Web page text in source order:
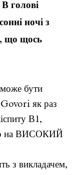
голові
ночі з
що щось
бути
як раз
В1,
на ВИСОКИЙ
з викладачем,